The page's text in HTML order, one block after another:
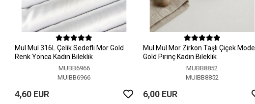
MuI MuI 316L Çelik Sedefli Mor Gold
Renk Yonca Kadın Bileklik
MUBB6966
MUIBB6966
4,60 EUR
MuI MuI Mor Zirkon Taşlı Çiçek Model
Gold Pirinç Kadın Bileklik
MUBB8852
MUIBB8852
6,00 EUR